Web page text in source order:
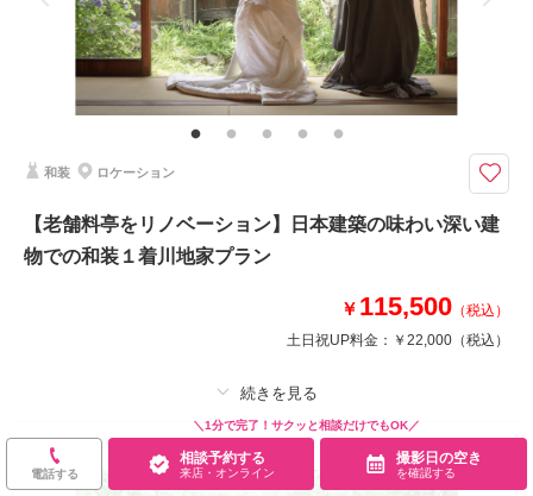
家族と撮影 家族用衣装レンタル ペットと撮影
その他含むもの
古い町並みへの出張料
和装も映える髙山での撮影
飛騨高山の観光名所「古い町並み」にある創業250年の老舗旅館を改装した
結婚式場「NAGASE」を拠点にロケーション撮影を行います。館外に一歩
【出張料金】
中橋・並木・古い町並み：各5,500円
撮影日の空き
を確認する
和装 ロケーション
【老舗料亭をリノベーション】日本建築の味わい深い建
物での和装１着川地家プラン
￥ 115,500 （税込）
土日祝UP料金： ￥22,000 （税込）
プラン詳細
新婦衣装1着 新郎衣装1着
＼1分で完了！サクッと相談だけでもOK／
電話する
相談予約する
来店・オンライン
撮影日の空き
を確認する